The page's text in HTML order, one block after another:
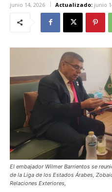
junio 14, 2026 Actualizado: junio
El embajador Wilmer Barrientos se
de la Liga de los Estados Árabes,
Relaciones Exteriores,